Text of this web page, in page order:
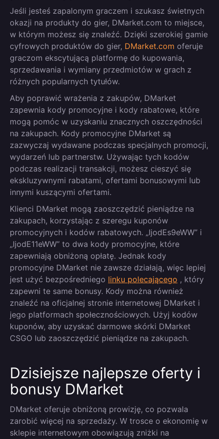
Jeśli jesteś zapalonym graczem i szukasz świetnych
okazji na produkty do gier, DMarket.com to miejsce,
w którym możesz się znaleźć. Dzięki szerokiej gamie
cyfrowych produktów do gier, DMarket.com oferuje
graczom ekscytującą platformę do kupowania,
sprzedawania i wymiany przedmiotów w grach z
różnych popularnych tytułów.
Aby poprawić wrażenia z zakupów, DMarket
zapewnia kody promocyjne i kody rabatowe, które
mogą pomóc w uzyskaniu znacznych oszczędności
na zakupach. Kody promocyjne DMarket są
zazwyczaj wydawane podczas specjalnych promocji,
wydarzeń lub partnerstw. Używając tych kodów
podczas realizacji transakcji, możesz cieszyć się
ekskluzywnymi rabatami, ofertami bonusowymi lub
innymi kuszącymi ofertami.
Klienci DMarket mogą zaoszczędzić pieniądze na
zakupach, korzystając z szeregu kuponów
promocyjnych i kodów rabatowych. „IjodEs9eWW” i
„IjodE11eWW” to dwa kody promocyjne, które
zapewniają obniżoną opłatę. Jednak kody
promocyjne DMarket nie zawsze działają, więc lepiej
jest użyć bezpośredniego linku polecającego , który
zapewni te same bonusy. Kody można również
znaleźć na oficjalnej stronie internetowej DMarket i
jego platformach społecznościowych. Użyj kodów
kuponów, aby uzyskać darmowe skórki DMarket
CSGO lub zaoszczędzić pieniądze na zakupach.
Dzisiejsze najlepsze oferty i
bonusy DMarket
DMarket oferuje obniżoną prowizję, co pozwala
zarobić więcej na sprzedaży. W trosce o ekonomię w
sklepie internetowym obowiązują zniżki na